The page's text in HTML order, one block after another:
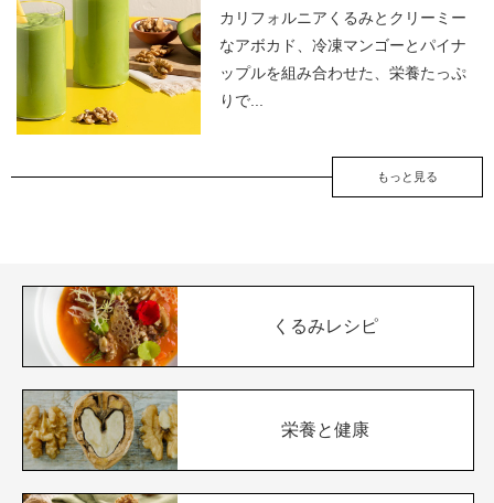
カリフォルニアくるみとクリーミー
なアボカド、冷凍マンゴーとパイナ
ップルを組み合わせた、栄養たっぷ
りで...
もっと見る
くるみレシピ
栄養と健康